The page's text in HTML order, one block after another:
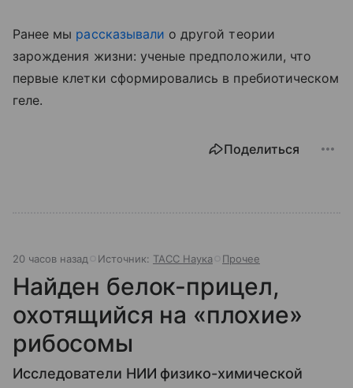
Ранее мы рассказывали о другой теории
зарождения жизни: ученые предположили, что
первые клетки сформировались в пребиотическом
геле.
Поделиться
20 часов назад Источник: ТАСС Наука Прочее
Найден белок-прицел,
охотящийся на «плохие»
рибосомы
Исследователи НИИ физико-химической